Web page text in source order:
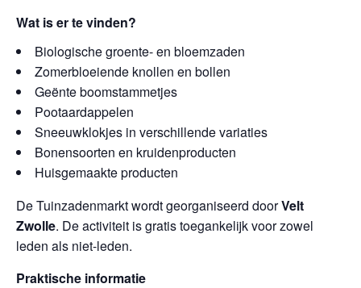
Wat is er te vinden?
Biologische groente- en bloemzaden
Zomerbloeiende knollen en bollen
Geënte boomstammetjes
Pootaardappelen
Sneeuwklokjes in verschillende variaties
Bonensoorten en kruidenproducten
Huisgemaakte producten
De Tuinzadenmarkt wordt georganiseerd doorVelt
Zwolle. De activiteit is gratis toegankelijk voor zowel
leden als niet-leden.
Praktische informatie